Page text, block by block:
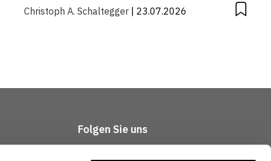
Christoph A. Schaltegger | 23.07.2026
Folgen Sie uns